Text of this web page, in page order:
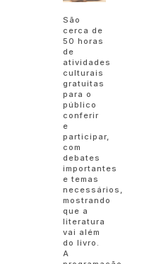
São
cerca de
50 horas
de
atividades
culturais
gratuitas
para o
público
conferir
e
participar,
com
debates
importantes
e temas
necessários,
mostrando
que a
literatura
vai além
do livro.
A